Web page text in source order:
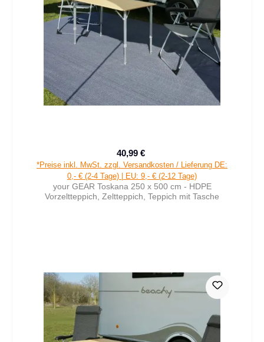
Verkaufspreis:
40,99 €
*Preise inkl. MwSt. zzgl. Versandkosten / Lieferung DE:
0,- € (2-4 Tage) | EU: 9,- € (2-12 Tage)
your GEAR Toskana 250 x 500 cm - HDPE
Vorzeltteppich, Zeltteppich, Teppich mit Tasche